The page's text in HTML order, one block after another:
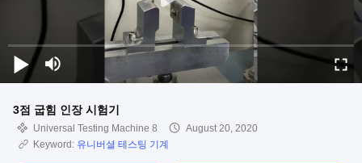
3점 굽힘 인장 시험기
Universal Testing Machine 8
August 20, 2020
Keyword: 유니버셜 테스팅 기계